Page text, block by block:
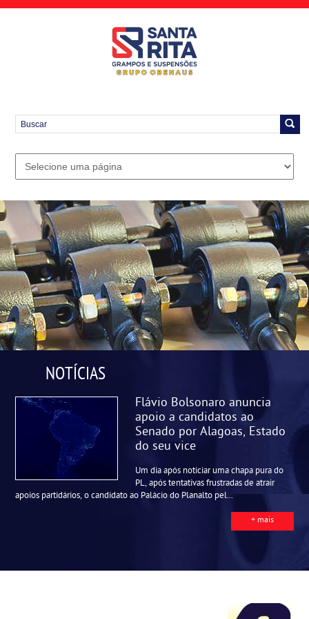
NOTÍCIAS
Flávio Bolsonaro anuncia
apoio a candidatos ao
Senado por Alagoas, Estado
do seu vice
Um dia após noticiar uma chapa pura do
PL, após tentativas frustradas de atrair
apoios partidários, o candidato ao Palácio do Planalto pel...
+ mais